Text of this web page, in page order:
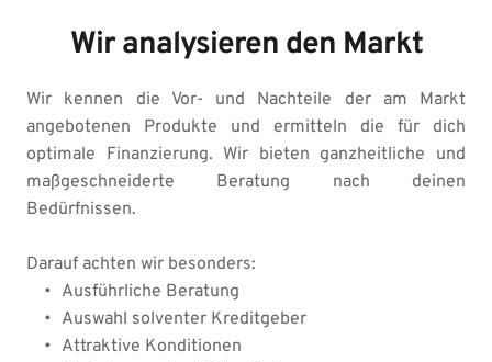
Wir analysieren den Markt
Wir kennen die Vor- und Nachteile der am Markt
angebotenen Produkte und ermitteln die für dich
optimale Finanzierung. Wir bieten ganzheitliche und
maßgeschneiderte Beratung nach deinen
Bedürfnissen.
Darauf achten wir besonders:
Ausführliche Beratung
Auswahl solventer Kreditgeber
Attraktive Konditionen